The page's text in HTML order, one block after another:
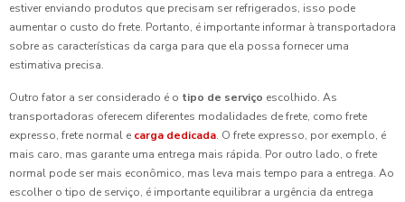
estiver enviando produtos que precisam ser refrigerados, isso pode
aumentar o custo do frete. Portanto, é importante informar à transportadora
sobre as características da carga para que ela possa fornecer uma
estimativa precisa.
Outro fator a ser considerado é o tipo de serviço escolhido. As
transportadoras oferecem diferentes modalidades de frete, como frete
expresso, frete normal e carga dedicada. O frete expresso, por exemplo, é
mais caro, mas garante uma entrega mais rápida. Por outro lado, o frete
normal pode ser mais econômico, mas leva mais tempo para a entrega. Ao
escolher o tipo de serviço, é importante equilibrar a urgência da entrega